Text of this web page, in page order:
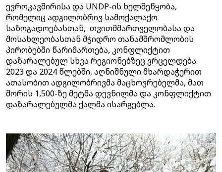
ევროკავშირისა და UNDP-ის ხელშეწყობა,
რომელიც ადგილობრივ სამოქალაქო
საზოგადოებასთან, თვითმმართველობასა და
მოსახლეობასთან მჭიდრო თანამშრომლობის
პირობებში წარიმართება, კონფლიქტით
დაზარალებულ სხვა რეგიონებზეც ვრცელდება.
2023 და 2024 წლებში, აღნიშნული მხარდაჭერით
ათასობით ადგილობრივმა მაცხოვრებელმა, მათ
შორის 1,500-ზე მეტმა დევნილმა და კონფლიქტით
დაზარალებულმა ქალმა ისარგებლა.